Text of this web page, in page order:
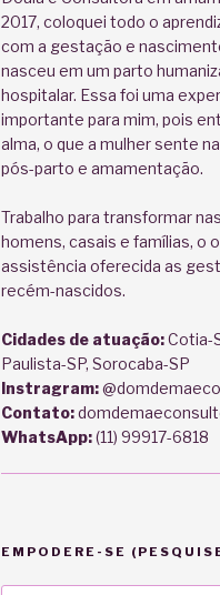
2017, coloquei todo o
com a gestação e
nasceu em um parto
hospitalar. Essa foi uma
importante para mim, pois
alma, o que a mulher sente
pós-parto e amamentação.
Trabalho para transformar
homens, casais e famílias, o
assistência oferecida as
recém-nascidos.
Cidades de atuação:Cotia-
Paulista-SP, Sorocaba-SP
Instragram:
Contato:
WhatsApp:(11) 99917-6818
EMPODERE-SE